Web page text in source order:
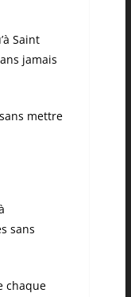
Saint
jamais
mettre
sans
chaque